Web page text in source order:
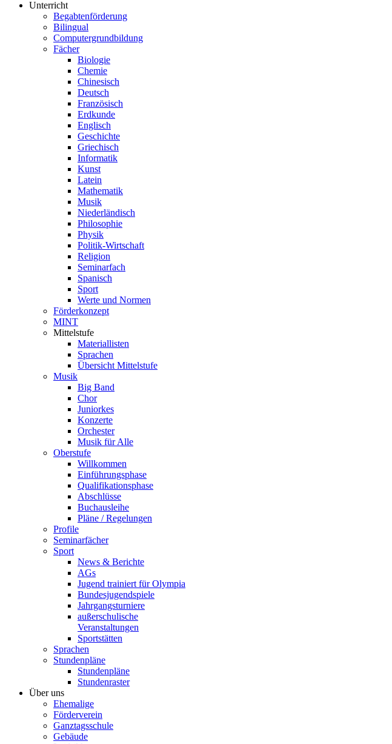
Unterricht
Begabtenförderung
Bilingual
Computergrundbildung
Fächer
Biologie
Chemie
Chinesisch
Deutsch
Französisch
Erdkunde
Englisch
Geschichte
Griechisch
Informatik
Kunst
Latein
Mathematik
Musik
Niederländisch
Philosophie
Physik
Politik-Wirtschaft
Religion
Seminarfach
Spanisch
Sport
Werte und Normen
Förderkonzept
MINT
Mittelstufe
Materiallisten
Sprachen
Übersicht Mittelstufe
Musik
Big Band
Chor
Juniorkes
Konzerte
Orchester
Musik für Alle
Oberstufe
Willkommen
Einführungsphase
Qualifikationsphase
Abschlüsse
Buchausleihe
Pläne / Regelungen
Profile
Seminarfächer
Sport
News & Berichte
AGs
Jugend trainiert für Olympia
Bundesjugendspiele
Jahrgangsturniere
außerschulische
Veranstaltungen
Sportstätten
Sprachen
Stundenpläne
Stundenpläne
Stundenraster
Über uns
Ehemalige
Förderverein
Ganztagsschule
Gebäude